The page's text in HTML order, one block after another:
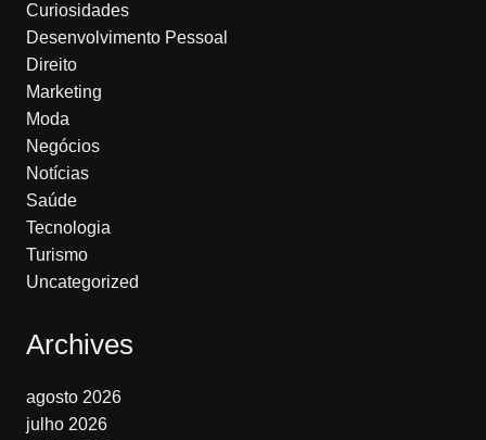
Curiosidades
Desenvolvimento Pessoal
Direito
Marketing
Moda
Negócios
Notícias
Saúde
Tecnologia
Turismo
Uncategorized
Archives
agosto 2026
julho 2026